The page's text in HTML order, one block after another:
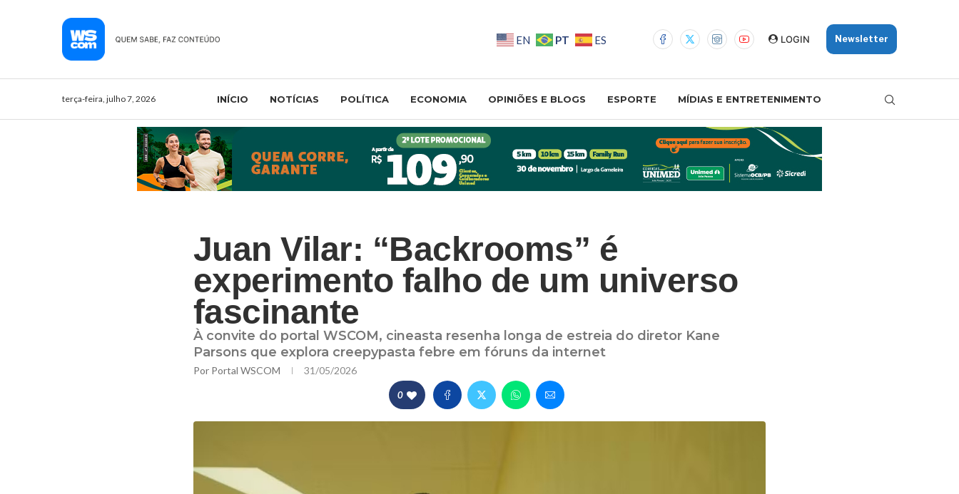
EN PT ES LOGIN Newsletter
terça-feira, julho 7, 2026 INÍCIO NOTÍCIAS POLÍTICA ECONOMIA OPINIÕES E BLOGS ESPORTE MÍDIAS E ENTRETENIMENTO
Juan Vilar: “Backrooms” é
experimento falho de um universo
fascinante
À convite do portal WSCOM, cineasta resenha longa de estreia do diretor Kane
Parsons que explora creepypasta febre em fóruns da internet
Por Portal WSCOM 31/05/2026
0